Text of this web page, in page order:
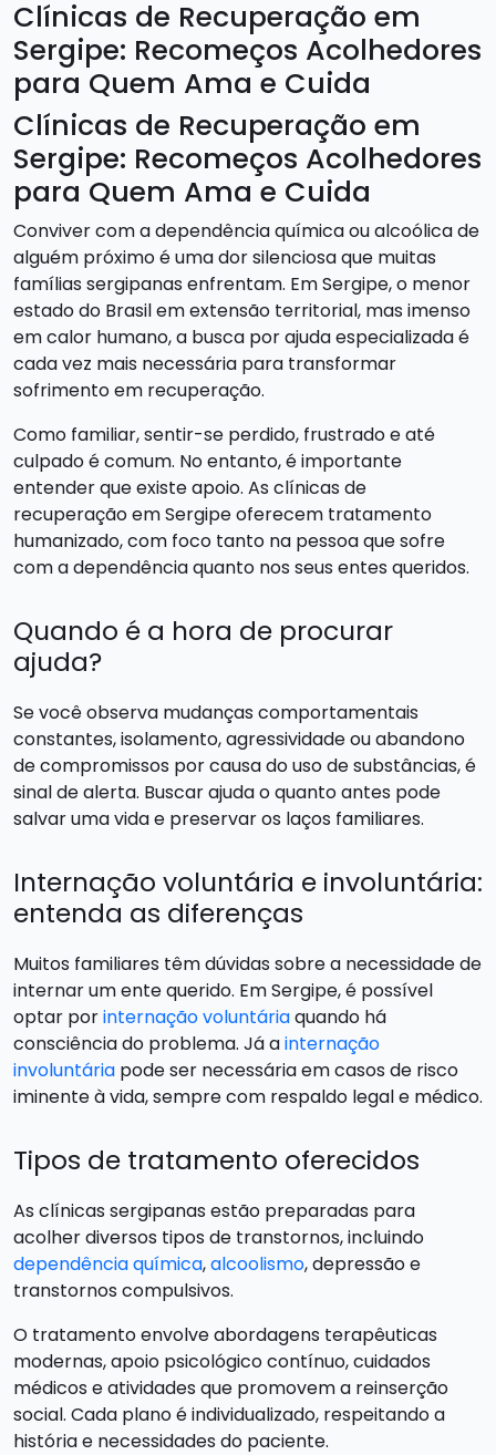
Clínicas de Recuperação em
Sergipe: Recomeços Acolhedores
para Quem Ama e Cuida
Clínicas de Recuperação em
Sergipe: Recomeços Acolhedores
para Quem Ama e Cuida
Conviver com a dependência química ou alcoólica de
alguém próximo é uma dor silenciosa que muitas
famílias sergipanas enfrentam. Em Sergipe, o menor
estado do Brasil em extensão territorial, mas imenso
em calor humano, a busca por ajuda especializada é
cada vez mais necessária para transformar
sofrimento em recuperação.
Como familiar, sentir-se perdido, frustrado e até
culpado é comum. No entanto, é importante
entender que existe apoio. As clínicas de
recuperação em Sergipe oferecem tratamento
humanizado, com foco tanto na pessoa que sofre
com a dependência quanto nos seus entes queridos.
Quando é a hora de procurar
ajuda?
Se você observa mudanças comportamentais
constantes, isolamento, agressividade ou abandono
de compromissos por causa do uso de substâncias, é
sinal de alerta. Buscar ajuda o quanto antes pode
salvar uma vida e preservar os laços familiares.
Internação voluntária e involuntária:
entenda as diferenças
Muitos familiares têm dúvidas sobre a necessidade de
internar um ente querido. Em Sergipe, é possível
optar porinternação voluntáriaquando há
consciência do problema. Já ainternação
involuntária pode ser necessária em casos de risco
iminente à vida, sempre com respaldo legal e médico.
Tipos de tratamento oferecidos
As clínicas sergipanas estão preparadas para
acolher diversos tipos de transtornos, incluindo
dependência química,alcoolismo, depressão e
transtornos compulsivos.
O tratamento envolve abordagens terapêuticas
modernas, apoio psicológico contínuo, cuidados
médicos e atividades que promovem a reinserção
social. Cada plano é individualizado, respeitando a
história e necessidades do paciente.